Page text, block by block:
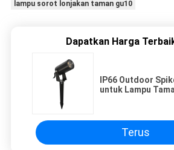
lampu sorot lonjakan taman gu10
Dapatkan Harga
IP66 Outdoor
untuk Lampu
Terus